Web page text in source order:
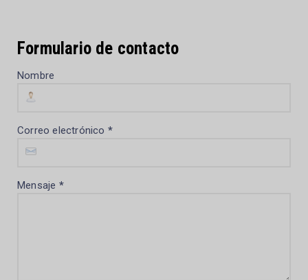
Formulario de contacto
Nombre
Correo electrónico *
Mensaje *